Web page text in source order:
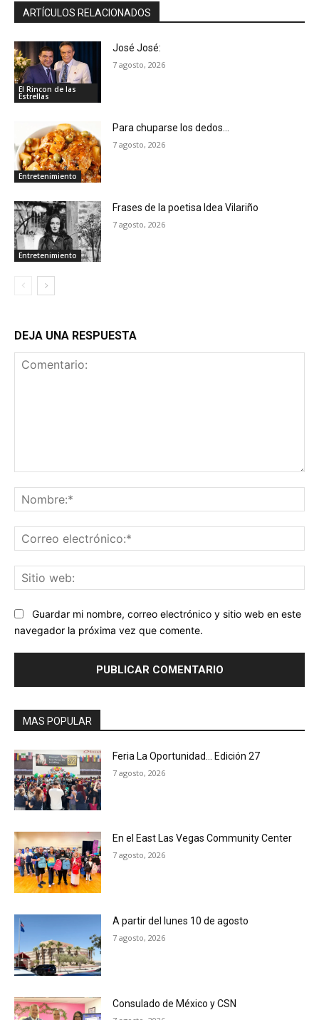
ARTÍCULOS RELACIONADOS
El Rincon de las
Estrellas
José José:
7 agosto, 2026
Entretenimiento
Para chuparse los dedos…
7 agosto, 2026
Entretenimiento
Frases de la poetisa Idea Vilariño
7 agosto, 2026
DEJA UNA RESPUESTA
Guardar mi nombre, correo electrónico y sitio web en este
navegador la próxima vez que comente.
MAS POPULAR
Feria La Oportunidad… Edición 27
7 agosto, 2026
En el East Las Vegas Community Center
7 agosto, 2026
A partir del lunes 10 de agosto
7 agosto, 2026
Consulado de México y CSN